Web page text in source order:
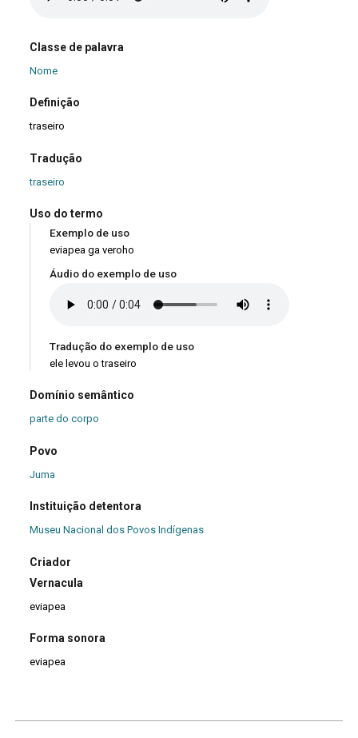
Classe de palavra
Nome
Definição
traseiro
Tradução
traseiro
Uso do termo
Exemplo de uso
eviapea ga veroho
Áudio do exemplo de uso
Tradução do exemplo de uso
ele levou o traseiro
Domínio semântico
parte do corpo
Povo
Juma
Instituição detentora
Museu Nacional dos Povos Indígenas
Criador
Vernacula
eviapea
Forma sonora
eviapea